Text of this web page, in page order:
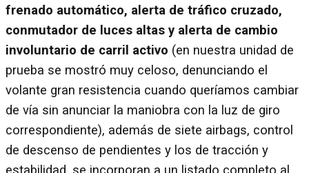
frenado automático, alerta de tráfico cruzado,
conmutador de luces altas y alerta de cambio
involuntario de carril activo (en nuestra unidad de
prueba se mostró muy celoso, denunciando el
volante gran resistencia cuando queríamos cambiar
de vía sin anunciar la maniobra con la luz de giro
correspondiente), además de siete airbags, control
de descenso de pendientes y los de tracción y